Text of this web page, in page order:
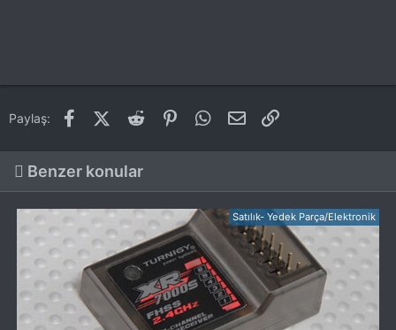
Paylaş: FacebookX (Twitter)
Reddit PinterestWhatsApp
E-posta
Benzer konular
Satılık- Yedek Parça/Elektronik